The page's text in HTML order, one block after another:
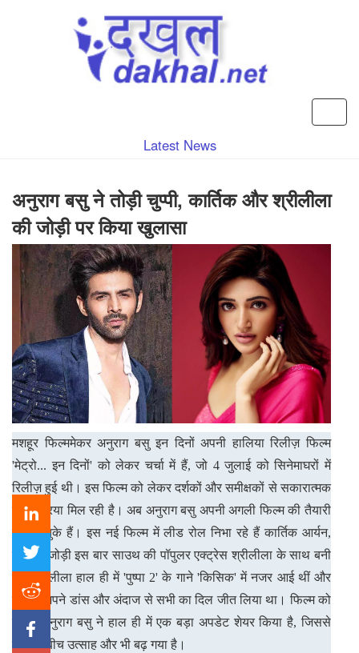
Latest News
अनुराग बसु ने तोड़ी चुप्पी, कार्तिक और श्रीलीला
की जोड़ी पर किया खुलासा
मशहूर फिल्ममेकर अनुराग बसु इन दिनों अपनी हालिया रिलीज़ फिल्म
'मेट्रो... इन दिनों' को लेकर चर्चा में हैं, जो 4 जुलाई को सिनेमाघरों में
रिलीज़ हुई थी। इस फिल्म को लेकर दर्शकों और समीक्षकों से सकारात्मक
प्रतिक्रिया मिल रही है। अब अनुराग बसु अपनी अगली फिल्म की तैयारी
में जुट चुके हैं। इस नई फिल्म में लीड रोल निभा रहे हैं कार्तिक आर्यन,
जिनकी जोड़ी इस बार साउथ की पॉपुलर एक्ट्रेस श्रीलीला के साथ बनी
है। श्रीलीला हाल ही में 'पुष्पा 2' के गाने 'किसिक' में नजर आई थीं और
उन्होंने अपने डांस और अंदाज से सभी का दिल जीत लिया था। फिल्म को
लेकर अनुराग बसु ने हाल ही में एक बड़ा अपडेट शेयर किया है, जिससे
फैंस के बीच उत्साह और भी बढ़ गया है।